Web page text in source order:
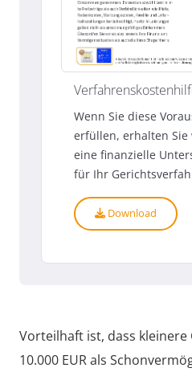
Wenn Sie diese
erfüllen, erhalten Sie
eine finanzielle
für Ihr
Download
Vorteilhaft ist, dass kleinere
10.000 EUR als